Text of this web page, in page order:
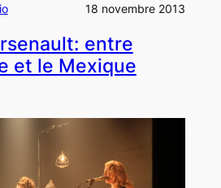
18 novembre 2013
entre
et le Mexique